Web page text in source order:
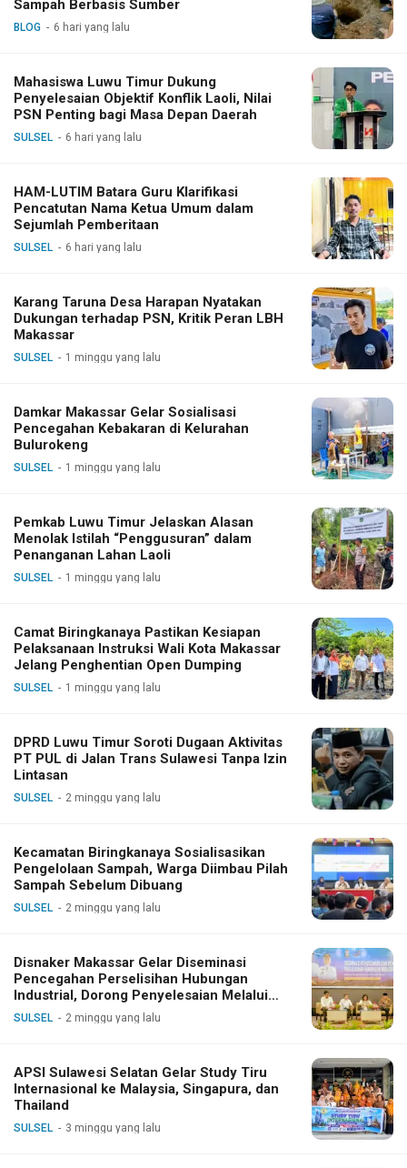
Sampah Berbasis Sumber
BLOG 6 hari yang lalu
Mahasiswa Luwu Timur Dukung
Penyelesaian Objektif Konflik Laoli, Nilai
PSN Penting bagi Masa Depan Daerah
SULSEL 6 hari yang lalu
HAM-LUTIM Batara Guru Klarifikasi
Pencatutan Nama Ketua Umum dalam
Sejumlah Pemberitaan
SULSEL 6 hari yang lalu
Karang Taruna Desa Harapan Nyatakan
Dukungan terhadap PSN, Kritik Peran LBH
Makassar
SULSEL 1 minggu yang lalu
Damkar Makassar Gelar Sosialisasi
Pencegahan Kebakaran di Kelurahan
Bulurokeng
SULSEL 1 minggu yang lalu
Pemkab Luwu Timur Jelaskan Alasan
Menolak Istilah “Penggusuran” dalam
Penanganan Lahan Laoli
SULSEL 1 minggu yang lalu
Camat Biringkanaya Pastikan Kesiapan
Pelaksanaan Instruksi Wali Kota Makassar
Jelang Penghentian Open Dumping
SULSEL 1 minggu yang lalu
DPRD Luwu Timur Soroti Dugaan Aktivitas
PT PUL di Jalan Trans Sulawesi Tanpa Izin
Lintasan
SULSEL 2 minggu yang lalu
Kecamatan Biringkanaya Sosialisasikan
Pengelolaan Sampah, Warga Diimbau Pilah
Sampah Sebelum Dibuang
SULSEL 2 minggu yang lalu
Disnaker Makassar Gelar Diseminasi
Pencegahan Perselisihan Hubungan
Industrial, Dorong Penyelesaian Melalui
Dialog
SULSEL 2 minggu yang lalu
APSI Sulawesi Selatan Gelar Study Tiru
Internasional ke Malaysia, Singapura, dan
Thailand
SULSEL 3 minggu yang lalu